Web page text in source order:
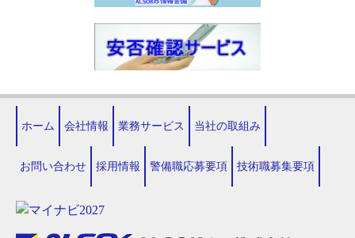
ホーム 会社情報 業務サービス 当社の取組み
お問い合わせ 採用情報 警備職応募要項 技術職募集要項